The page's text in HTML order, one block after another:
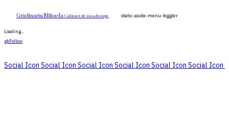
Grădinariu Mihaela Cabinet de insolvenţă static-aside-menu-toggler
gkFollow
Social Icon Social Icon Social Icon Social Icon Social Icon Social Icon
Loading…